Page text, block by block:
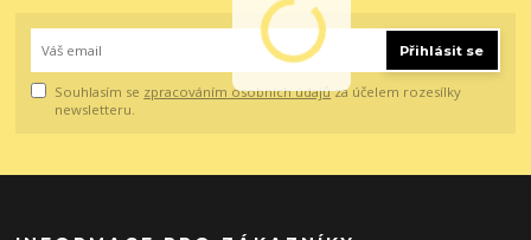
Přihlásit se
Souhlasím se zpracováním osobních údajůza účelem rozesílky
newsletteru.